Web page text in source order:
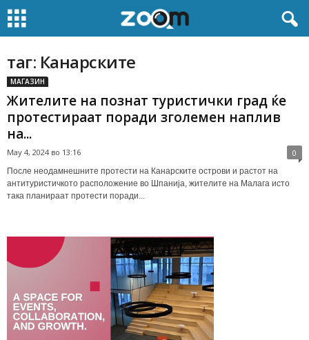
таг: Канарските
МАГАЗИН
Жителите на познат туристички град ќе
протестираат поради зголемен наплив
на...
May 4, 2024 во 13:16 0
После неодамнешните протести на Канарските острови и растот на
антитуристичкото расположение во Шпанија, жителите на Малага исто
така планираат протести поради...